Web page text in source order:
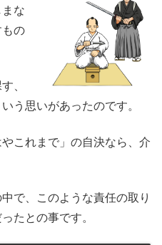
な
の
、
う思いがあったのです。
これまで」の自決なら、介
で、このような責任の取り
たとの事です。